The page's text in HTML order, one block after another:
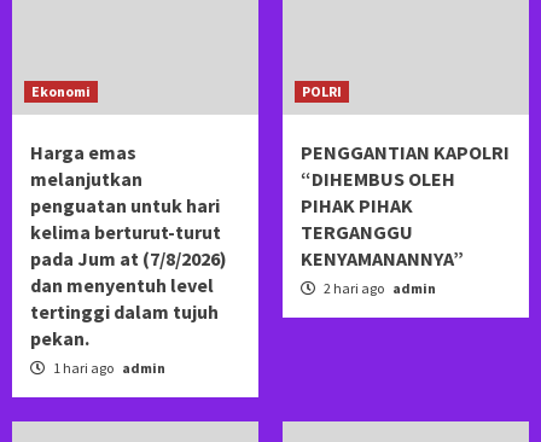
Ekonomi
Harga emas
melanjutkan
penguatan untuk hari
kelima berturut-turut
pada Jum at (7/8/2026)
dan menyentuh level
tertinggi dalam tujuh
pekan.
1 hari ago admin
POLRI
PENGGANTIAN KAPOLRI
“DIHEMBUS OLEH
PIHAK PIHAK
TERGANGGU
KENYAMANANNYA”
2 hari ago admin